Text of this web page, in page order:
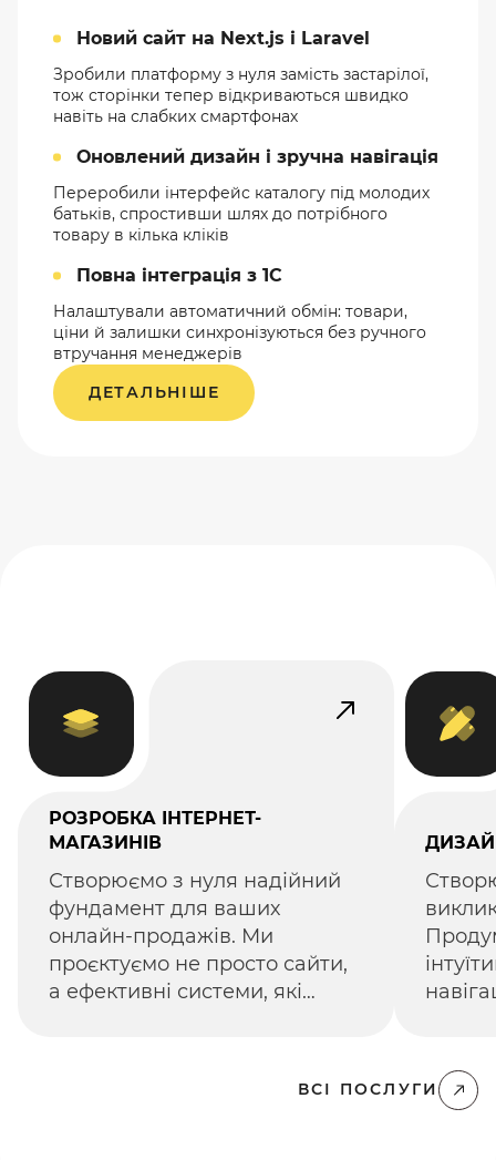
Новий сайт на Next.js і Laravel
Зробили платформу з нуля замість застарілої,
тож сторінки тепер відкриваються швидко
навіть на слабких смартфонах
Оновлений дизайн і зручна навігація
Переробили інтерфейс каталогу під молодих
батьків, спростивши шлях до потрібного
товару в кілька кліків
Повна інтеграція з 1С
Налаштували автоматичний обмін: товари,
ціни й залишки синхронізуються без ручного
втручання менеджерів
ДЕТАЛЬНІШЕ
РОЗРОБКА ІНТЕРНЕТ-
МАГАЗИНІВ
Створюємо з нуля надійний
фундамент для ваших
онлайн-продажів. Ми
проєктуємо не просто сайти,
а ефективні системи, які
та
ВСІ ПОСЛУГИ